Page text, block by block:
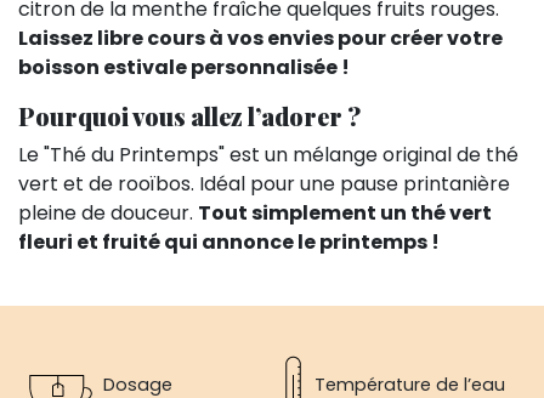
citron de la menthe fraîche quelques fruits rouges.
Laissez libre cours à vos envies pour créer votre
boisson estivale personnalisée !
Pourquoi vous allez l’adorer ?
Le "Thé du Printemps" est un mélange original de thé
vert et de rooïbos. Idéal pour une pause printanière
pleine de douceur. Tout simplement un thé vert
fleuri et fruité qui annonce le printemps !
Dosage Température de l’eau